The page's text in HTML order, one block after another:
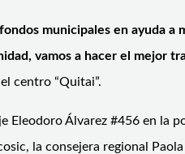
municipales en ayuda a
vamos a hacer el mejor
centro “Quitai”.
Eleodoro Álvarez #456 en
la consejera regional